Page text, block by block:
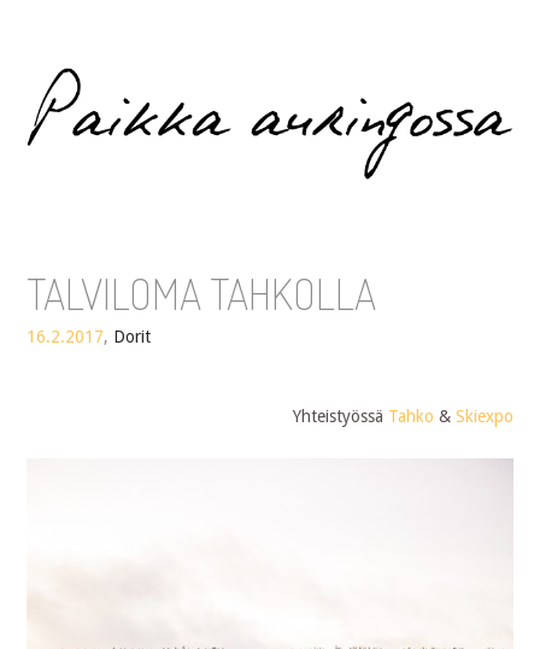
TALVILOMA TAHKOLLA
16.2.2017, Dorit
Yhteistyössä Tahko & Skiexpo